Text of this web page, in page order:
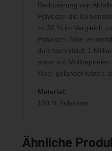
Reduzierung von
Polyester die
zu 30 % im Vergleich
Polyester. Nike
durchschnittlich 1
sonst auf
Meer gelandet wären.
Material:
100 % Polyester
Ähnliche